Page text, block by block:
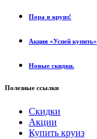
Пора в круиз!
Акция «Успей купить»
Новые скидки.
Полезные ссылки
Скидки
Акции
Купить круиз